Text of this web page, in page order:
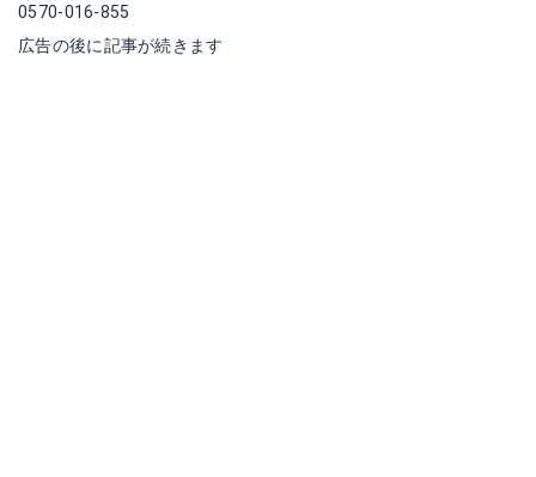
0570-016-855
広告の後に記事が続きます